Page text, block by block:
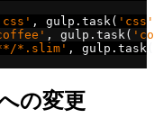
, gulp . task( 'css'
, gulp . task(
*.slim' , gulp . task
の変更